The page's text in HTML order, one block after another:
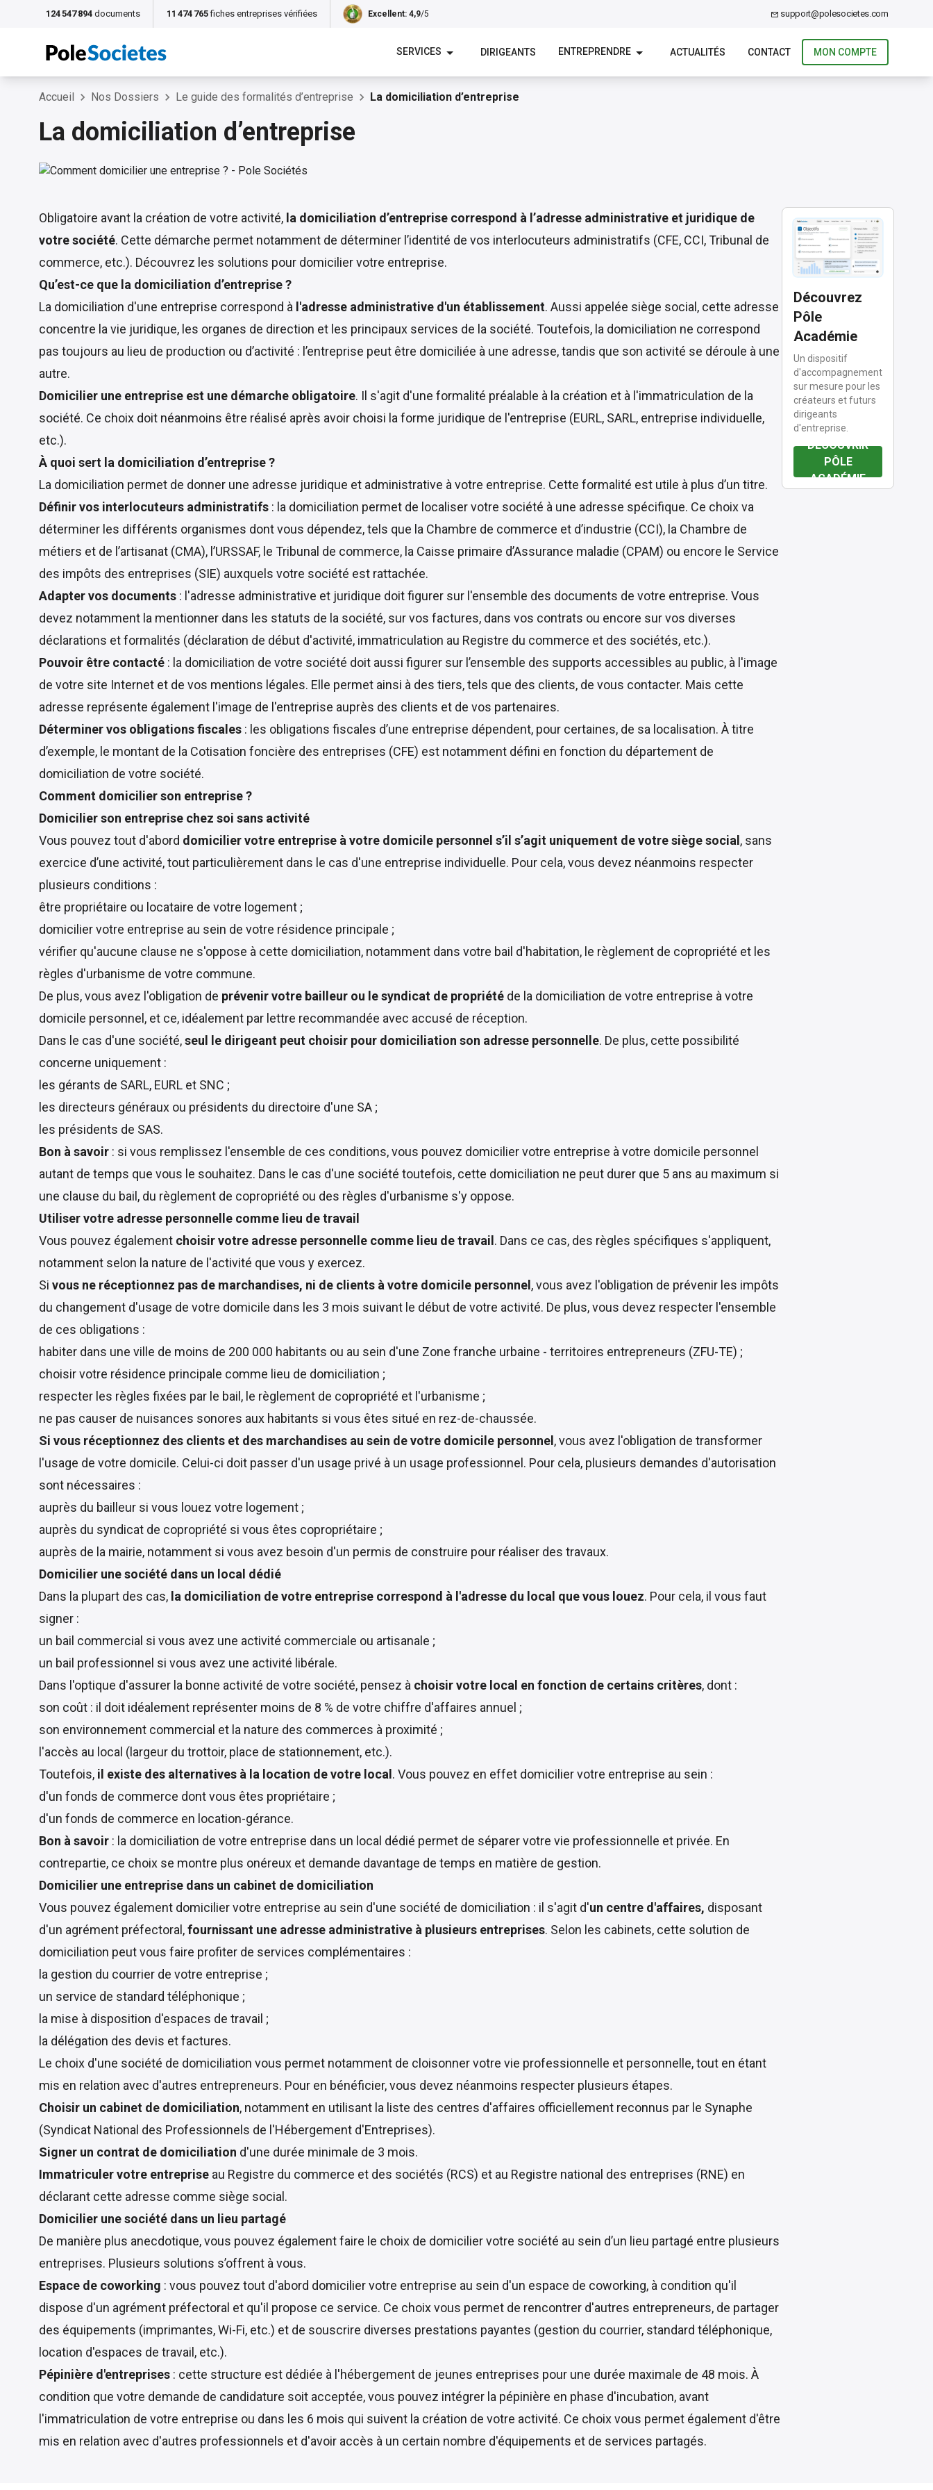
124 547 894 documents 11 474 765 fiches entreprises vérifiées Excellent: 4,9/5 support@polesocietes.com
SERVICES DIRIGEANTS ENTREPRENDRE ACTUALITÉS CONTACT MON COMPTE
Accueil Nos Dossiers Le guide des formalités d’entreprise La domiciliation d’entreprise
La domiciliation d’entreprise
Obligatoire avant la création de votre activité, la domiciliation d’entreprise correspond à l’adresse administrative et juridique de
votre société. Cette démarche permet notamment de déterminer l’identité de vos interlocuteurs administratifs (CFE, CCI, Tribunal de
commerce, etc.). Découvrez les solutions pour domicilier votre entreprise.
Qu’est-ce que la domiciliation d’entreprise ?
La domiciliation d'une entreprise correspond à l'adresse administrative d'un établissement. Aussi appelée siège social, cette adresse
concentre la vie juridique, les organes de direction et les principaux services de la société. Toutefois, la domiciliation ne correspond
pas toujours au lieu de production ou d’activité : l’entreprise peut être domiciliée à une adresse, tandis que son activité se déroule à une
autre.
Domicilier une entreprise est une démarche obligatoire. Il s'agit d'une formalité préalable à la création et à l'immatriculation de la
société. Ce choix doit néanmoins être réalisé après avoir choisi la forme juridique de l'entreprise (EURL, SARL, entreprise individuelle,
etc.).
À quoi sert la domiciliation d’entreprise ?
La domiciliation permet de donner une adresse juridique et administrative à votre entreprise. Cette formalité est utile à plus d’un titre.
Définir vos interlocuteurs administratifs : la domiciliation permet de localiser votre société à une adresse spécifique. Ce choix va
déterminer les différents organismes dont vous dépendez, tels que la Chambre de commerce et d’industrie (CCI), la Chambre de
métiers et de l’artisanat (CMA), l’URSSAF, le Tribunal de commerce, la Caisse primaire d’Assurance maladie (CPAM) ou encore le Service
des impôts des entreprises (SIE) auxquels votre société est rattachée.
Adapter vos documents : l'adresse administrative et juridique doit figurer sur l'ensemble des documents de votre entreprise. Vous
devez notamment la mentionner dans les statuts de la société, sur vos factures, dans vos contrats ou encore sur vos diverses
déclarations et formalités (déclaration de début d'activité, immatriculation au Registre du commerce et des sociétés, etc.).
Pouvoir être contacté : la domiciliation de votre société doit aussi figurer sur l’ensemble des supports accessibles au public, à l'image
de votre site Internet et de vos mentions légales. Elle permet ainsi à des tiers, tels que des clients, de vous contacter. Mais cette
adresse représente également l'image de l'entreprise auprès des clients et de vos partenaires.
Déterminer vos obligations fiscales : les obligations fiscales d’une entreprise dépendent, pour certaines, de sa localisation. À titre
d’exemple, le montant de la Cotisation foncière des entreprises (CFE) est notamment défini en fonction du département de
domiciliation de votre société.
Comment domicilier son entreprise ?
Domicilier son entreprise chez soi sans activité
Vous pouvez tout d'abord domicilier votre entreprise à votre domicile personnel s’il s’agit uniquement de votre siège social , sans
exercice d’une activité, tout particulièrement dans le cas d'une entreprise individuelle. Pour cela, vous devez néanmoins respecter
plusieurs conditions :
être propriétaire ou locataire de votre logement ;
domicilier votre entreprise au sein de votre résidence principale ;
vérifier qu'aucune clause ne s'oppose à cette domiciliation, notamment dans votre bail d'habitation, le règlement de copropriété et les
règles d'urbanisme de votre commune.
De plus, vous avez l'obligation de prévenir votre bailleur ou le syndicat de propriété de la domiciliation de votre entreprise à votre
domicile personnel, et ce, idéalement par lettre recommandée avec accusé de réception.
Dans le cas d'une société,seul le dirigeant peut choisir pour domiciliation son adresse personnelle. De plus, cette possibilité
concerne uniquement :
les gérants de SARL, EURL et SNC ;
les directeurs généraux ou présidents du directoire d'une SA ;
les présidents de SAS.
Bon à savoir : si vous remplissez l'ensemble de ces conditions, vous pouvez domicilier votre entreprise à votre domicile personnel
autant de temps que vous le souhaitez. Dans le cas d'une société toutefois, cette domiciliation ne peut durer que 5 ans au maximum si
une clause du bail, du règlement de copropriété ou des règles d'urbanisme s'y oppose.
Utiliser votre adresse personnelle comme lieu de travail
Vous pouvez également choisir votre adresse personnelle comme lieu de travail . Dans ce cas, des règles spécifiques s'appliquent,
notamment selon la nature de l'activité que vous y exercez.
Si vous ne réceptionnez pas de marchandises, ni de clients à votre domicile personnel , vous avez l'obligation de prévenir les impôts
du changement d'usage de votre domicile dans les 3 mois suivant le début de votre activité. De plus, vous devez respecter l'ensemble
de ces obligations :
habiter dans une ville de moins de 200 000 habitants ou au sein d'une Zone franche urbaine - territoires entrepreneurs (ZFU-TE) ;
choisir votre résidence principale comme lieu de domiciliation ;
respecter les règles fixées par le bail, le règlement de copropriété et l'urbanisme ;
ne pas causer de nuisances sonores aux habitants si vous êtes situé en rez-de-chaussée.
Si vous réceptionnez des clients et des marchandises au sein de votre domicile personnel , vous avez l'obligation de transformer
l'usage de votre domicile. Celui-ci doit passer d'un usage privé à un usage professionnel. Pour cela, plusieurs demandes d'autorisation
sont nécessaires :
auprès du bailleur si vous louez votre logement ;
auprès du syndicat de copropriété si vous êtes copropriétaire ;
auprès de la mairie, notamment si vous avez besoin d'un permis de construire pour réaliser des travaux.
Domicilier une société dans un local dédié
Dans la plupart des cas, la domiciliation de votre entreprise correspond à l'adresse du local que vous louez. Pour cela, il vous faut
signer :
un bail commercial si vous avez une activité commerciale ou artisanale ;
un bail professionnel si vous avez une activité libérale.
Dans l'optique d'assurer la bonne activité de votre société, pensez à choisir votre local en fonction de certains critères, dont :
son coût : il doit idéalement représenter moins de 8 % de votre chiffre d'affaires annuel ;
son environnement commercial et la nature des commerces à proximité ;
l'accès au local (largeur du trottoir, place de stationnement, etc.).
Toutefois, il existe des alternatives à la location de votre local . Vous pouvez en effet domicilier votre entreprise au sein :
d'un fonds de commerce dont vous êtes propriétaire ;
d'un fonds de commerce en location-gérance.
Bon à savoir : la domiciliation de votre entreprise dans un local dédié permet de séparer votre vie professionnelle et privée. En
contrepartie, ce choix se montre plus onéreux et demande davantage de temps en matière de gestion.
Domicilier une entreprise dans un cabinet de domiciliation
Vous pouvez également domicilier votre entreprise au sein d'une société de domiciliation : il s'agit d'un centre d'affaires, disposant
d'un agrément préfectoral,fournissant une adresse administrative à plusieurs entreprises. Selon les cabinets, cette solution de
domiciliation peut vous faire profiter de services complémentaires :
la gestion du courrier de votre entreprise ;
un service de standard téléphonique ;
la mise à disposition d'espaces de travail ;
la délégation des devis et factures.
Le choix d'une société de domiciliation vous permet notamment de cloisonner votre vie professionnelle et personnelle, tout en étant
mis en relation avec d'autres entrepreneurs. Pour en bénéficier, vous devez néanmoins respecter plusieurs étapes.
Choisir un cabinet de domiciliation, notamment en utilisant la liste des centres d'affaires officiellement reconnus par le Synaphe
(Syndicat National des Professionnels de l'Hébergement d'Entreprises).
Signer un contrat de domiciliation d'une durée minimale de 3 mois.
Immatriculer votre entreprise au Registre du commerce et des sociétés (RCS) et au Registre national des entreprises (RNE) en
déclarant cette adresse comme siège social.
Domicilier une société dans un lieu partagé
De manière plus anecdotique, vous pouvez également faire le choix de domicilier votre société au sein d’un lieu partagé entre plusieurs
entreprises. Plusieurs solutions s’offrent à vous.
Espace de coworking : vous pouvez tout d'abord domicilier votre entreprise au sein d'un espace de coworking, à condition qu'il
dispose d'un agrément préfectoral et qu'il propose ce service. Ce choix vous permet de rencontrer d'autres entrepreneurs, de partager
des équipements (imprimantes, Wi-Fi, etc.) et de souscrire diverses prestations payantes (gestion du courrier, standard téléphonique,
location d'espaces de travail, etc.).
Pépinière d'entreprises : cette structure est dédiée à l'hébergement de jeunes entreprises pour une durée maximale de 48 mois. À
condition que votre demande de candidature soit acceptée, vous pouvez intégrer la pépinière en phase d'incubation, avant
l'immatriculation de votre entreprise ou dans les 6 mois qui suivent la création de votre activité. Ce choix vous permet également d'être
mis en relation avec d'autres professionnels et d'avoir accès à un certain nombre d'équipements et de services partagés.
Découvrez
Pôle
Académie
Un dispositif
d'accompagnement
sur mesure pour les
créateurs et futurs
dirigeants
d'entreprise.
DÉCOUVRIR
PÔLE
ACADÉMIE